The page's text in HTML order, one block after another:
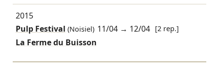
2015
Pulp Festival (Noisiel) 11/04 → 12/04 [2 rep.]
La Ferme du Buisson